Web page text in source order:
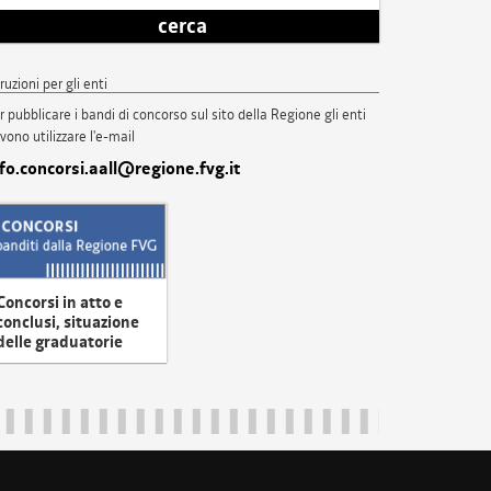
cerca
per gli enti
pubblicare i bandi di concorso sul sito della Regione gli enti
utilizzare l'e-mail
in atto e
situazione
graduatorie